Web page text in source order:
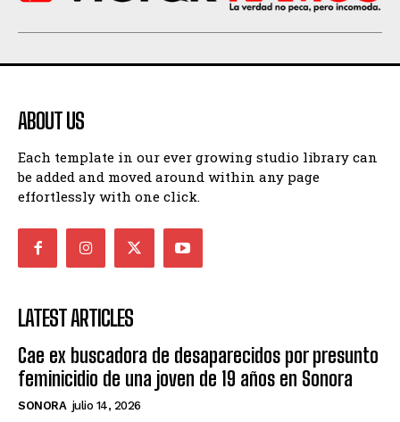
ABOUT US
Each template in our ever growing studio library can
be added and moved around within any page
effortlessly with one click.
LATEST ARTICLES
Cae ex buscadora de desaparecidos por presunto
feminicidio de una joven de 19 años en Sonora
SONORA julio 14, 2026